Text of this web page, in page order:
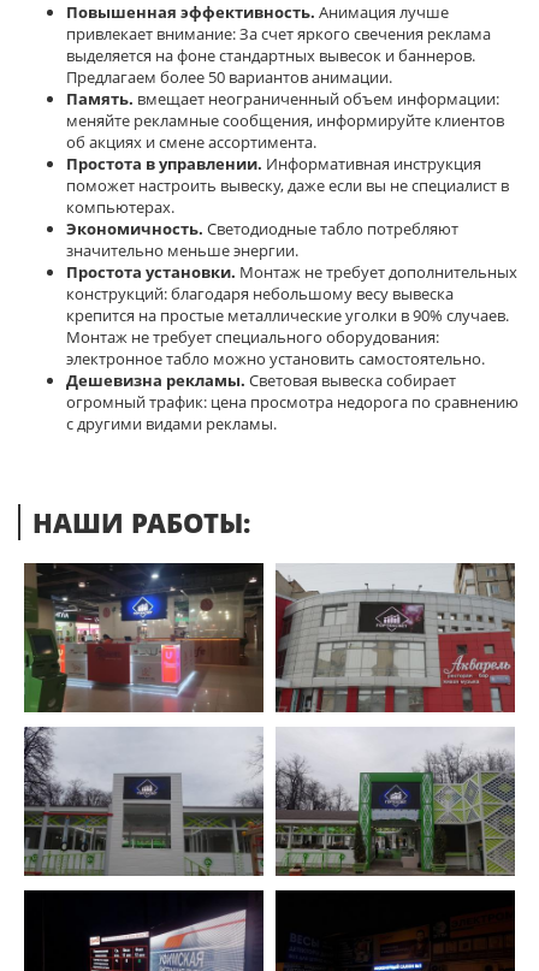
Повышенная эффективность. Анимация лучше
привлекает внимание: За счет яркого свечения реклама
выделяется на фоне стандартных вывесок и баннеров.
Предлагаем более 50 вариантов анимации.
Память. вмещает неограниченный объем информации:
меняйте рекламные сообщения, информируйте клиентов
об акциях и смене ассортимента.
Простота в управлении. Информативная инструкция
поможет настроить вывеску, даже если вы не специалист в
компьютерах.
Экономичность. Светодиодные табло потребляют
значительно меньше энергии.
Простота установки. Монтаж не требует дополнительных
конструкций: благодаря небольшому весу вывеска
крепится на простые металлические уголки в 90% случаев.
Монтаж не требует специального оборудования:
электронное табло можно установить самостоятельно.
Дешевизна рекламы. Световая вывеска собирает
огромный трафик: цена просмотра недорога по сравнению
с другими видами рекламы.
НАШИ РАБОТЫ: